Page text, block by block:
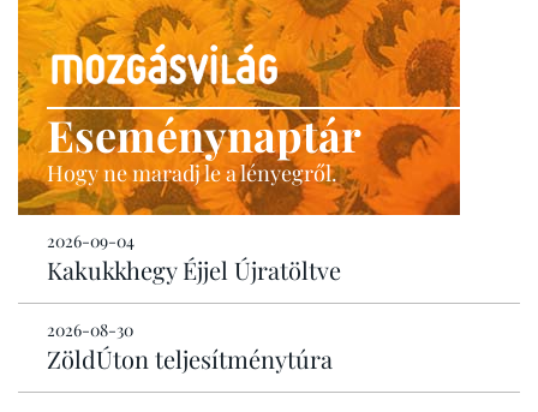
Eseménynaptár
Hogy ne maradj le a lényegről.
2026-09-04
Kakukkhegy Éjjel Újratöltve
2026-08-30
ZöldÚton teljesítménytúra